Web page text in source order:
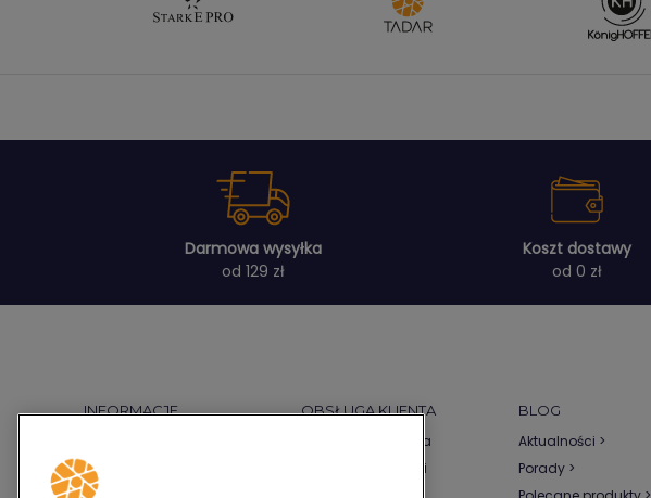
Darmowa wysyłka
od 129 zł
Koszt dostawy
od 0 zł
INFORMACJE
Polityka prywatności
OBSŁUGA KLIENTA
Płatności i dostawa
Warunki gwarancji
BLOG
Aktualności >
Porady >